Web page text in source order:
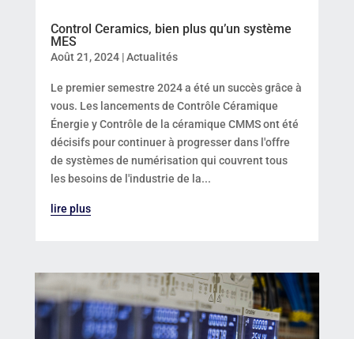
Control Ceramics, bien plus qu’un système
MES
Août 21, 2024|Actualités
Le premier semestre 2024 a été un succès grâce à
vous. Les lancements de Contrôle Céramique
Énergie y Contrôle de la céramique CMMS ont été
décisifs pour continuer à progresser dans l'offre
de systèmes de numérisation qui couvrent tous
les besoins de l'industrie de la...
lire plus